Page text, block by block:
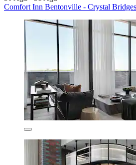
Comfort Inn Bentonville - Crystal Bridges